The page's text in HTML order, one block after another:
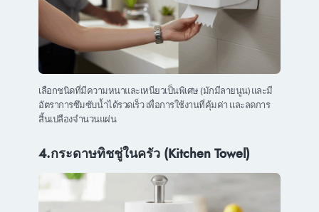
เลือกชนิดที่มีความหนาและเหนียวเป็นพิเศษ (มักมีลายนูน) และมี
อัตราการซึมซับน้ำได้รวดเร็ว เพื่อการใช้งานที่คุ้มค่า และลดการ
สิ้นเปลืองจำนวนแผ่น
4.กระดาษทิชชู่ในครัว (Kitchen Towel)